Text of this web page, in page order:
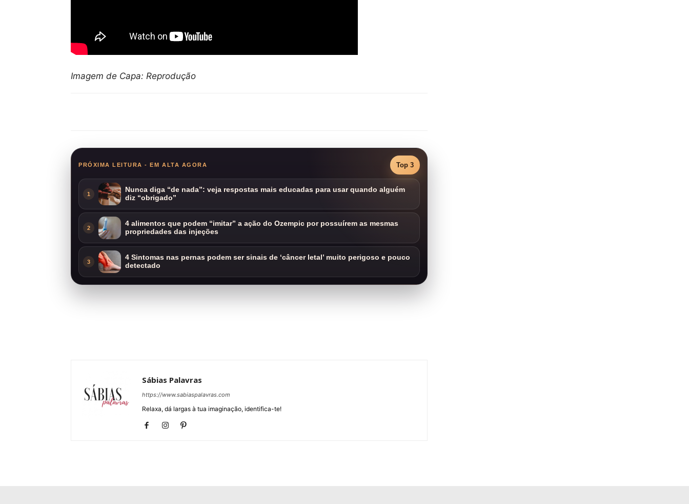
Imagem de Capa: Reprodução
PRÓXIMA LEITURA - EM ALTA AGORA Top 3
1
Nunca diga “de nada”: veja respostas mais educadas para usar quando alguém
diz “obrigado”
2
4 alimentos que podem “imitar” a ação do Ozempic por possuírem as mesmas
propriedades das injeções
3
4 Sintomas nas pernas podem ser sinais de ‘câncer letal’ muito perigoso e pouco
detectado
Sábias Palavras
https://www.sabiaspalavras.com
Relaxa, dá largas à tua imaginação, identifica-te!